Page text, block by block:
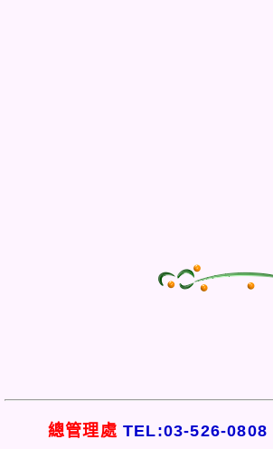
總管理處 TEL:03-526-0808